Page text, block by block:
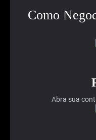
Como
Abra sua